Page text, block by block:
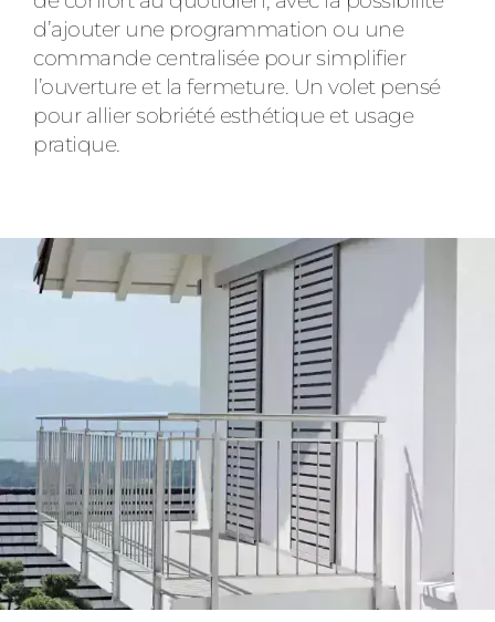
d’ajouter une programmation ou une
commande centralisée pour simplifier
l’ouverture et la fermeture. Un volet pensé
pour allier sobriété esthétique et usage
pratique.